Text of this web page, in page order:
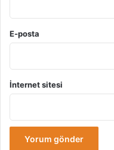
E-posta
İnternet sitesi